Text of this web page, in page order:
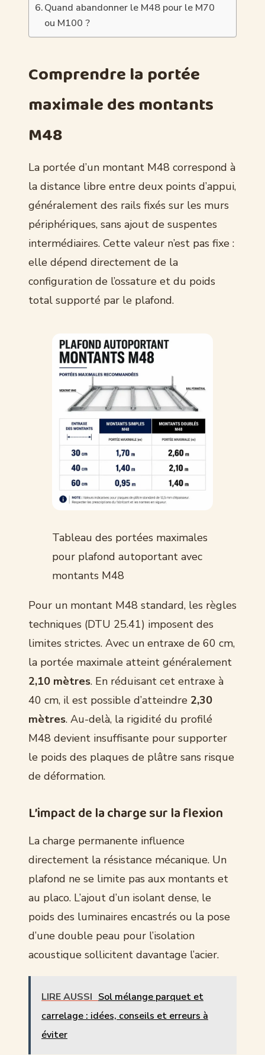
Quand abandonner le M48 pour le M70
ou M100 ?
Comprendre la portée
maximale des montants
M48
La portée d’un montant M48 correspond à
la distance libre entre deux points d’appui,
généralement des rails fixés sur les murs
périphériques, sans ajout de suspentes
intermédiaires. Cette valeur n’est pas fixe :
elle dépend directement de la
configuration de l’ossature et du poids
total supporté par le plafond.
Tableau des portées maximales
pour plafond autoportant avec
montants M48
Pour un montant M48 standard, les règles
techniques (DTU 25.41) imposent des
limites strictes. Avec un entraxe de 60 cm,
la portée maximale atteint généralement
2,10 mètres. En réduisant cet entraxe à
40 cm, il est possible d’atteindre 2,30
mètres. Au-delà, la rigidité du profilé
M48 devient insuffisante pour supporter
le poids des plaques de plâtre sans risque
de déformation.
L’impact de la charge sur la flexion
La charge permanente influence
directement la résistance mécanique. Un
plafond ne se limite pas aux montants et
au placo. L’ajout d’un isolant dense, le
poids des luminaires encastrés ou la pose
d’une double peau pour l’isolation
acoustique sollicitent davantage l’acier.
LIRE AUSSI Sol mélange parquet et
carrelage : idées, conseils et erreurs à
éviter